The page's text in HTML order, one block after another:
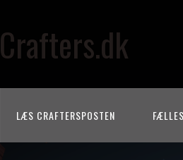
Crafters.dk
LÆS CRAFTERSPOSTEN